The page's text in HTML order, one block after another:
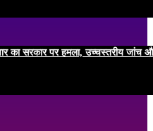
का सरकार पर हमला, उच्चस्तरीय जांच